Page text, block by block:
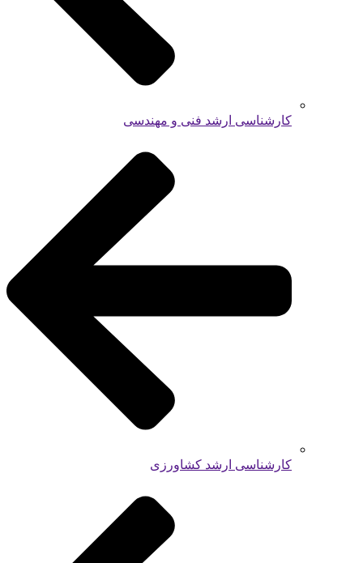
کارشناسی ارشد فنی و مهندسی
کارشناسی ارشد کشاورزی